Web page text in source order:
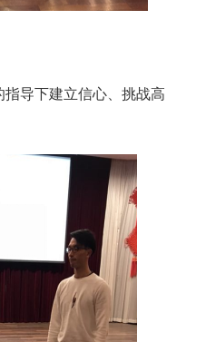
导下建立信心、挑战高